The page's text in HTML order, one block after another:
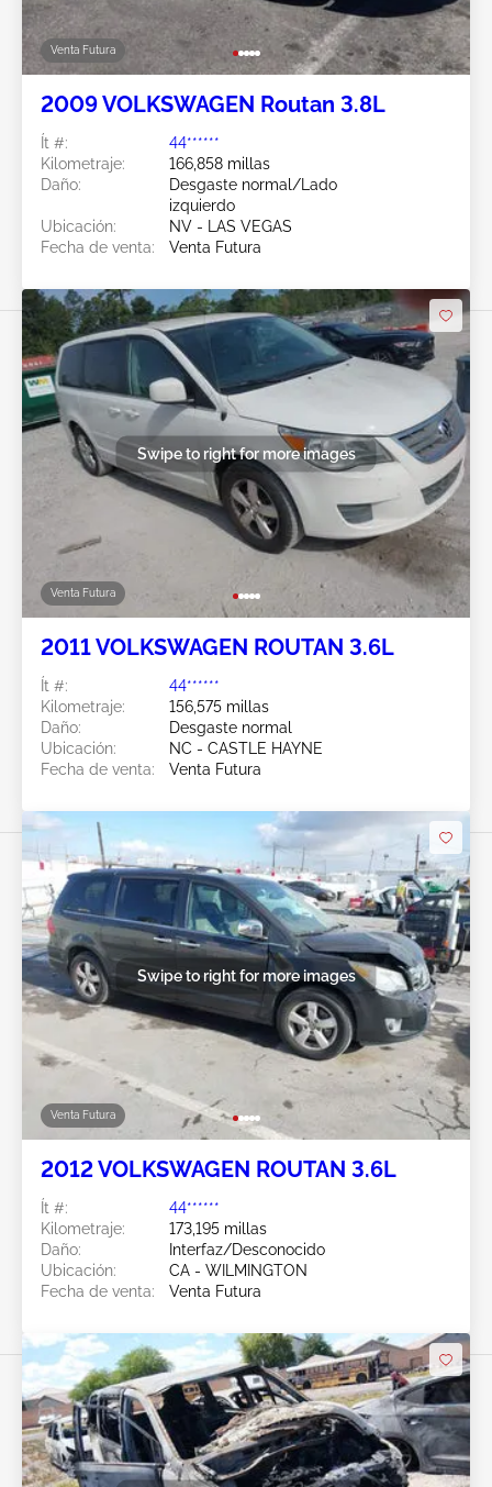
Venta Futura
2009 VOLKSWAGEN Routan 3.8L
Ít #:
44******
Kilometraje:
166,858 millas
Daño:
Desgaste normal/Lado
izquierdo
Ubicación:
NV - LAS VEGAS
Fecha de venta:
Venta Futura
Venta Futura
Swipe to right for more images
2011 VOLKSWAGEN ROUTAN 3.6L
Ít #:
44******
Kilometraje:
156,575 millas
Daño:
Desgaste normal
Ubicación:
NC - CASTLE HAYNE
Fecha de venta:
Venta Futura
Venta Futura
Swipe to right for more images
2012 VOLKSWAGEN ROUTAN 3.6L
Ít #:
44******
Kilometraje:
173,195 millas
Daño:
Interfaz/Desconocido
Ubicación:
CA - WILMINGTON
Fecha de venta:
Venta Futura